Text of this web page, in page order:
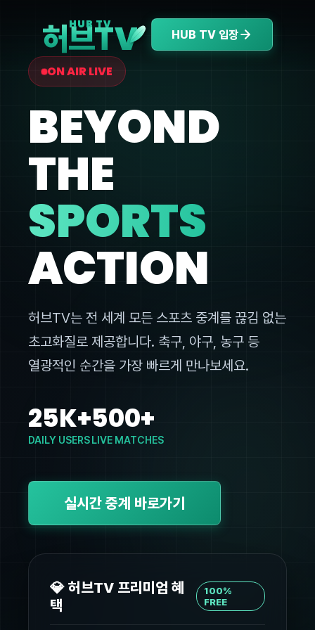
HUB TV
허브TV HUB TV 입장
ON AIR LIVE
BEYOND
THE
SPORTS
ACTION
허브TV는 전 세계 모든 스포츠 중계를 끊김 없는
초고화질로 제공합니다. 축구, 야구, 농구 등
열광적인 순간을 가장 빠르게 만나보세요.
25K+
DAILY USERS
500+
LIVE MATCHES
실시간 중계 바로가기
💎 허브TV 프리미엄 혜
택
100%
FREE